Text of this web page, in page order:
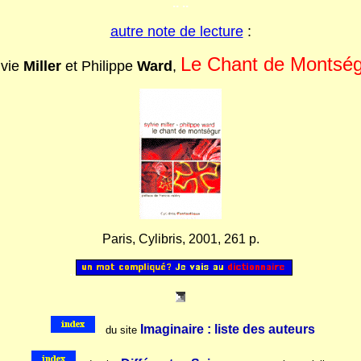
.. ..
autre note de lecture:
Miller et Philippe Ward , Le Chant de
Paris, Cylibris, 2001, 261 p.
..
.. du site Imaginaire : liste des auteurs